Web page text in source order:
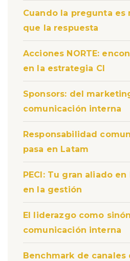
Cuando la pregunta es
que la respuesta
Acciones NORTE:
en la estrategia CI
Sponsors: del
comunicación interna
Responsabilidad
pasa en Latam
PECI: Tu gran aliado
en la gestión
El liderazgo como
comunicación interna
Benchmark de canales